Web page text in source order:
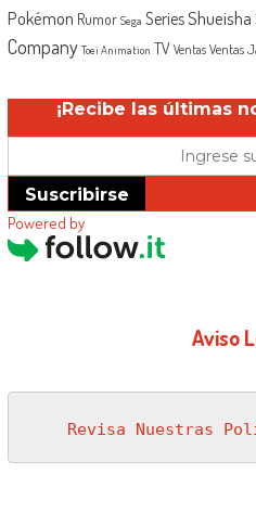
Pokémon Rumor Sega SeriesShueisha
Company Toei Animation TV Ventas Ventas
¡Recibe las últimas
Suscribirse
Powered by
Aviso
Revisa Nuestras